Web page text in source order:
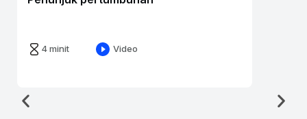
4 minit Video